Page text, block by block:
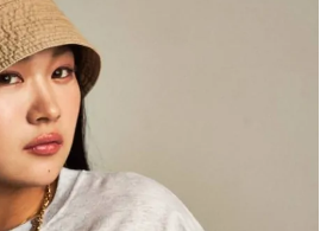
#マイナーグッド図鑑
#MONTHLY JOURNAL
#フイナムのYouTube
#FOCUS IT
#MUSIC
#OUTDOOR